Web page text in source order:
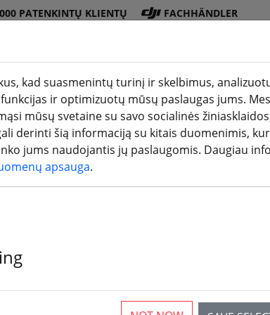
PATENKINTŲ KLIENTŲ FACHHÄNDLER
Baterij
os
Propeler
is
Pried
ai
3D
FPV dronas dar nereiškia, kad esi pilotas. Tai,
kad suasmenintų turinį ir skelbimus,
ir optimizuotų mūsų paslaugas jums.
mūsų svetaine su savo socialinės
derinti šią informaciją su kitais duomenimis,
jums naudojantis jų paslaugomis. Daugiau
apsauga.